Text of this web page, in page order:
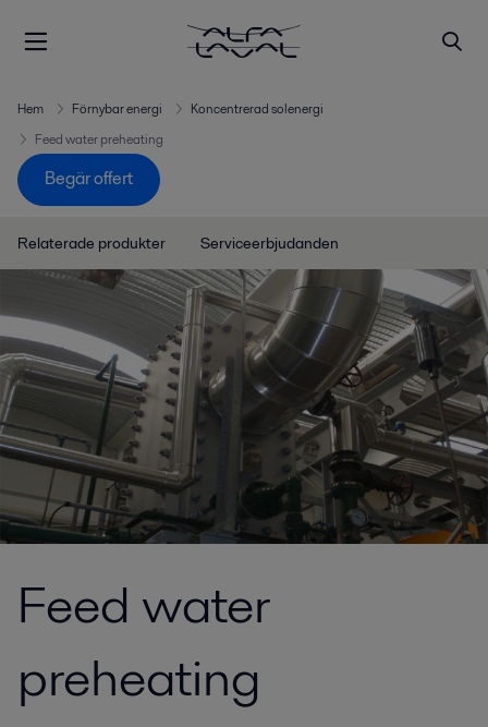
Hem Förnybar energi
Koncentrerad solenergi
Feed water preheating
Begär offert
Relaterade produkter Serviceerbjudanden
Feed water
preheating